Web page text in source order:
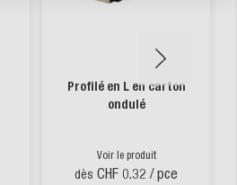
Profilé en L en carton
ondulé
Voir le produit
dès CHF 0.32 / pce